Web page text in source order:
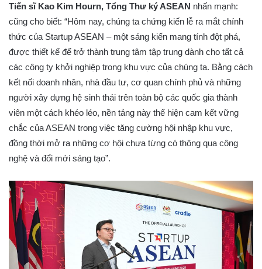
Tiến sĩ Kao Kim Hourn, Tổng Thư ký ASEAN nhấn mạnh:
cũng cho biết: “Hôm nay, chúng ta chứng kiến lễ ra mắt chính
thức của Startup ASEAN – một sáng kiến mang tính đột phá,
được thiết kế để trở thành trung tâm tập trung dành cho tất cả
các công ty khởi nghiệp trong khu vực của chúng ta. Bằng cách
kết nối doanh nhân, nhà đầu tư, cơ quan chính phủ và những
người xây dựng hệ sinh thái trên toàn bộ các quốc gia thành
viên một cách khéo léo, nền tảng này thể hiện cam kết vững
chắc của ASEAN trong việc tăng cường hội nhập khu vực,
đồng thời mở ra những cơ hội chưa từng có thông qua công
nghệ và đổi mới sáng tạo”.